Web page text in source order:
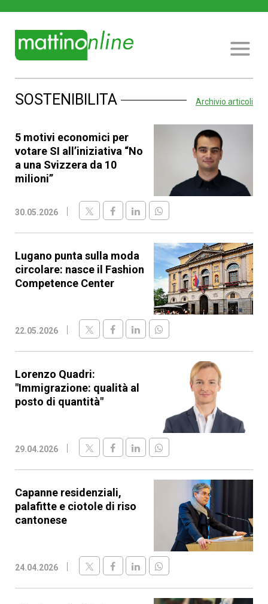
SOSTENIBILITA Archivio articoli
5 motivi economici per
votare SI all’iniziativa “No
a una Svizzera da 10
milioni”
30.05.2026
Lugano punta sulla moda
circolare: nasce il Fashion
Competence Center
22.05.2026
Lorenzo Quadri:
"Immigrazione: qualità al
posto di quantità"
29.04.2026
Capanne residenziali,
palafitte e ciotole di riso
cantonese
24.04.2026